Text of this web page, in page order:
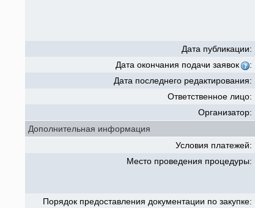
Дата публикации:
Дата окончания подачи заявок
:
Дата последнего редактирования:
Ответственное лицо:
Организатор:
Дополнительная информация
Условия платежей:
Место проведения процедуры:
Порядок предоставления документации по закупке: